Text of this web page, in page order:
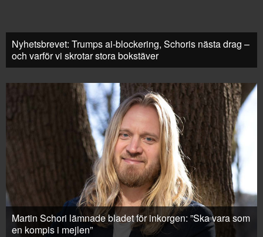
Nyhetsbrevet: Trumps ai-blockering, Schoris nästa drag –
och varför vi skrotar stora bokstäver
Martin Schori lämnade bladet för inkorgen: ”Ska vara som
en kompis i mejlen”